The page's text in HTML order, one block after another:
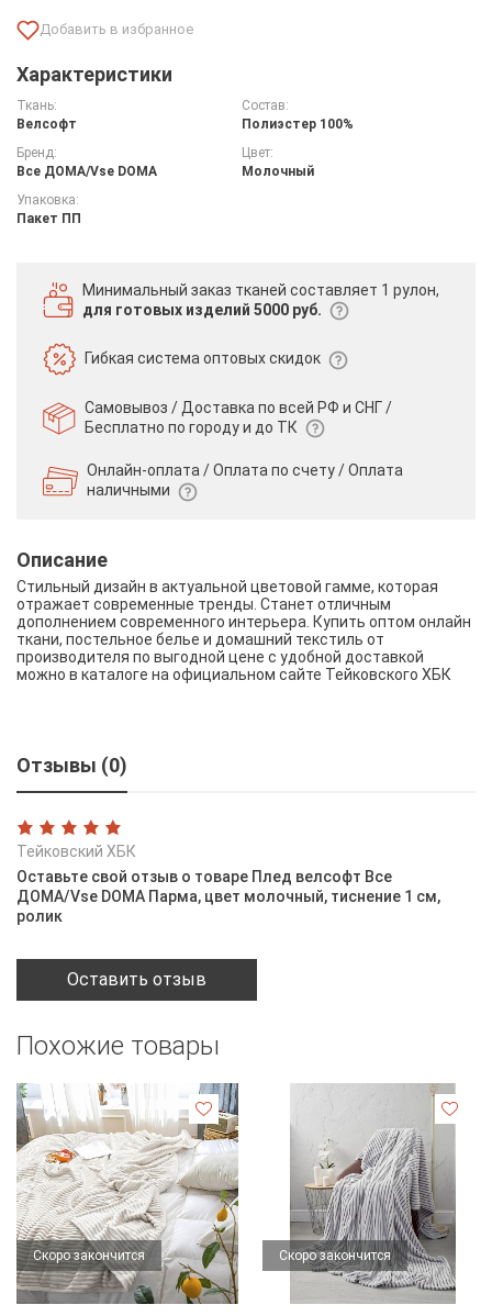
Характеристики
Ткань:
Велсофт
Состав:
Полиэстер 100%
Бренд:
Все ДOMA/Vse DOMA
Цвет:
Молочный
Упаковка:
Пакет ПП
Минимальный заказ тканей составляет 1 рулон,
для готовых изделий 5000 руб.
Гибкая системаоптовых скидок
Самовывоз / Доставка по всей РФ и СНГ /
Бесплатно по городу и до ТК
Онлайн-оплата / Оплата по счету /Оплата
наличными
Описание
Стильный дизайн в актуальной цветовой гамме, которая
отражает современные тренды. Станет отличным
дополнением современного интерьера. Купить оптом онлайн
ткани, постельное белье и домашний текстиль от
производителя по выгодной цене с удобной доставкой
можно в каталоге на официальном сайте Тейковского ХБК
Отзывы (0)
Тейковский ХБК
Оставьте свой отзыв о товаре Плед велсофт Все
ДOMA/Vse DOMA Парма, цвет молочный, тиснение 1 см,
ролик
Оставить отзыв
Похожие товары
Скоро закончится Скоро закончится